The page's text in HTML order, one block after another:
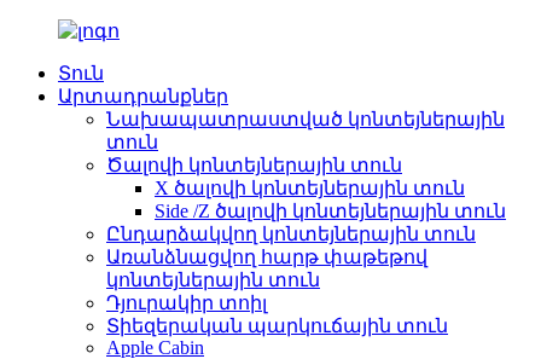
Տուն
Արտադրանքներ
Նախապատրաստված կոնտեյներային
տուն
Ծալովի կոնտեյներային տուն
X ծալովի կոնտեյներային տուն
Side /Z ծալովի կոնտեյներային տուն
Ընդարձակվող կոնտեյներային տուն
Առանձնացվող հարթ փաթեթով
կոնտեյներային տուն
Դյուրակիր տոիլ
Տիեզերական պարկուճային տուն
Apple Cabin